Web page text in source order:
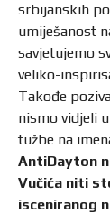
srbijanskih
umiješanost
savjetujemo
veliko-
Takođe
nismo vidjeli
tužbe na
AntiDayton
Vučića niti
isceniranog